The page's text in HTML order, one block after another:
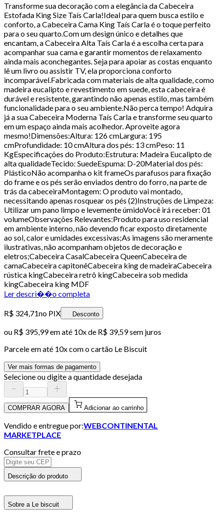
Transforme sua decoração com a elegância da Cabeceira
Estofada King Size Taís Carla!Ideal para quem busca estilo e
conforto, a Cabeceira Cama King Taís Carla é o toque perfeito
para o seu quarto.Com um design único e detalhes que
encantam, a Cabeceira Alta Taís Carla é a escolha certa para
acompanhar sua cama e garantir momentos de relaxamento
ainda mais aconchegantes. Seja para apoiar as costas enquanto
lê um livro ou assistir TV, ela proporciona conforto
incomparável.Fabricada com materiais de alta qualidade, como
madeira eucalipto e revestimento em suede, esta cabeceira é
durável e resistente, garantindo não apenas estilo, mas também
funcionalidade para o seu ambiente.Não perca tempo! Adquira
já a sua Cabeceira Moderna Taís Carla e transforme seu quarto
em um espaço ainda mais acolhedor. Aproveite agora
mesmo!Dimensões:Altura: 126 cmLargura: 195
cmProfundidade: 10 cmAltura dos pés: 13 cmPeso: 11
KgEspecificações do Produto:Estrutura: Madeira Eucalipto de
alta qualidadeTecido: SuedeEspuma: D-20Material dos pés:
PlásticoNão acompanha o kit frameOs parafusos para fixação
do frame e os pés serão enviados dentro do forro, na parte de
trás da cabeceiraMontagem: O produto vai montado,
necessitando apenas rosquear os pés (2)Instruções de Limpeza:
Utilizar um pano limpo e levemente úmidoVocê irá receber: 01
volumeObservações Relevantes:Produto para uso residencial
em ambiente interno, não devendo ficar exposto diretamente
ao sol, calor e umidades excessivas;As imagens são meramente
ilustrativas, não acompanham objetos de decoração e
eletros;Cabeceira CasalCabeceira QueenCabeceira de
camaCabeceira capitonêCabeceira king de madeiraCabeceira
rústica kingCabeceira retrô kingCabeceira sob medida
kingCabeceira king MDF
Ler descri��o completa
R$ 324,71no PIX Desconto
ou R$ 395,99em até 10x de R$ 39,59 sem juros
Parcele em até 10x com o cartão Le Biscuit
Ver mais formas de pagamento
Selecione ou digite a quantidade desejada
COMPRAR AGORA Adicionar ao carrinho
Vendido e entregue por:WEBCONTINENTAL
MARKETPLACE
Consultar frete e prazo
Descrição do produto
Sobre a Le biscuit